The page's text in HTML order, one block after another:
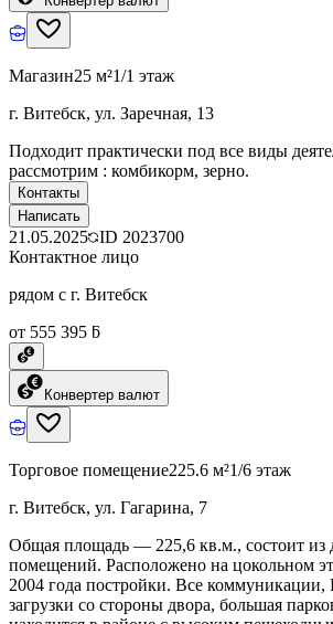
Магазин25 м²1/1 этаж
г. Витебск, ул. Заречная, 13
Подходит практически под все виды
рассмотрим : комбикорм, зерно.
Контакты
Написать
21.05.2025 ID 2023700
Контактное лицо
рядом с г. Витебск
от 555 395 ƃ
Конвертер валют
Торговое помещение225.6 м²1/6 этаж
г. Витебск, ул. Гагарина, 7
Общая площадь — 225,6 кв.м., состоит из
помещений. Расположено на цокольном
2004 года постройки. Все коммуникации,
загрузки со стороны двора, большая